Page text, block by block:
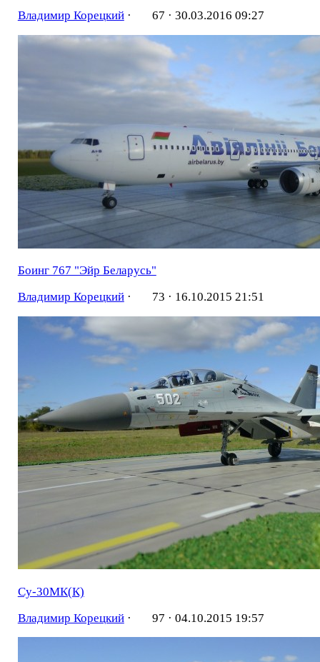
Владимир Корецкий· 67 · 30.03.2016 09:27
Боинг 767 "Эйр Беларусь"
Владимир Корецкий· 73 · 16.10.2015 21:51
Су-30МК(К)
Владимир Корецкий· 97 · 04.10.2015 19:57